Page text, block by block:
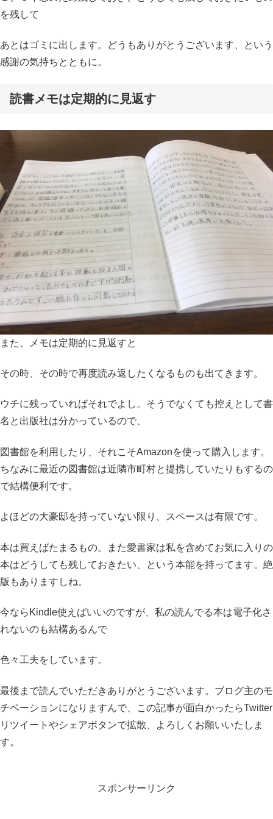
を残して
あとはゴミに出します。どうもありがとうございます、という
感謝の気持ちとともに。
読書メモは定期的に見返す
また、メモは定期的に見返すと
その時、その時で再度読み返したくなるものも出てきます。
ウチに残っていればそれでよし。そうでなくても控えとして書
名と出版社は分かっているので、
図書館を利用したり、それこそAmazonを使って購入します。
ちなみに最近の図書館は近隣市町村と提携していたりもするの
で結構便利です。
よほどの大豪邸を持っていない限り、スペースは有限です。
本は買えばたまるもの。また愛書家は私を含めてお気に入りの
本はどうしても残しておきたい、という本能を持ってます。絶
版もありますしね。
今ならKindle使えばいいのですが、私の読んでる本は電子化さ
れないのも結構あるんで
色々工夫をしています。
最後まで読んでいただきありがとうございます。ブログ主のモ
チベーションになりますんで、この記事が面白かったらTwitter
リツイートやシェアボタンで拡散、よろしくお願いいたしま
す。
スポンサーリンク